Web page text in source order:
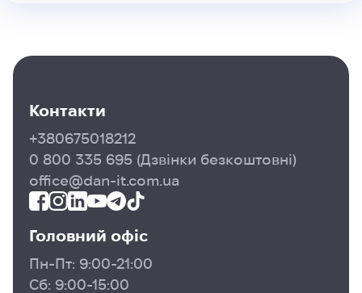
Контакти
+380675018212
0 800 335 695 (Дзвінки безкоштовні)
office@dan-it.com.ua
Головний офіс
Пн-Пт: 9:00-21:00
Сб: 9:00-15:00